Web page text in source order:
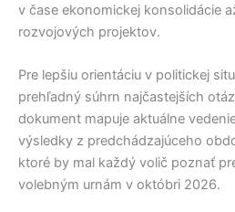
v čase ekonomickej konsolidácie
rozvojových projektov.
Pre lepšiu orientáciu v politickej
prehľadný súhrn najčastejších
dokument mapuje aktuálne
výsledky z predchádzajúceho
ktoré by mal každý volič poznať
volebným urnám v októbri 2026.